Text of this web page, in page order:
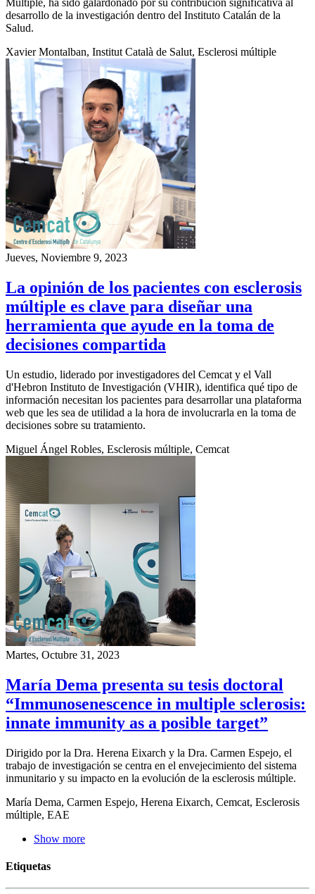
desarrollo de la investigación dentro del Instituto Catalán de la
Salud.
Xavier Montalban, Institut Català de Salut, Esclerosi múltiple
Jueves, Noviembre 9, 2023
La opinión de los pacientes con esclerosis
múltiple es clave para diseñar una
herramienta que ayude en la toma de
decisiones compartida
Un estudio, liderado por investigadores del Cemcat y el Vall
d'Hebron Instituto de Investigación (VHIR), identifica qué tipo de
información necesitan los pacientes para desarrollar una plataforma
web que les sea de utilidad a la hora de involucrarla en la toma de
decisiones sobre su tratamiento.
Miguel Ángel Robles, Esclerosis múltiple, Cemcat
Martes, Octubre 31, 2023
María Dema presenta su tesis doctoral
“Immunosenescence in multiple sclerosis:
innate immunity as a posible target”
Dirigido por la Dra. Herena Eixarch y la Dra. Carmen Espejo, el
trabajo de investigación se centra en el envejecimiento del sistema
inmunitario y su impacto en la evolución de la esclerosis múltiple.
María Dema, Carmen Espejo, Herena Eixarch, Cemcat, Esclerosis
múltiple, EAE
Show more
Etiquetas